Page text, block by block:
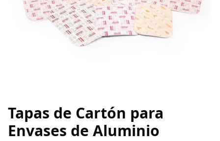
Tapas de Cartón para
Envases de Aluminio